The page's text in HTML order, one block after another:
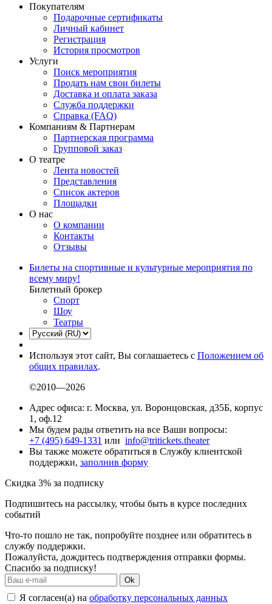
Покупателям
Подарочные сертификаты
Личный кабинет
Регистрация
История просмотров
Услуги
Поиск мероприятия
Продать нам свои билеты
Доставка и оплата заказа
Служба поддержки
Справка (FAQ)
Компаниям & Партнерам
Партнерская программа
Групповой заказ
О театре
Лента новостей
Представления
Список актеров
Площадки
О нас
О компании
Контакты
Отзывы
Билеты на спортивные и культурные мероприятия по
всему миру!
Билетный брокер
Спорт
Шоу
Театры
Используя этот сайт, Вы соглашаетесь с Положением об
общих правилах.
©2010—2026
Адрес офиса: г. Москва, ул. Воронцовская, д35Б, корпус
1, оф.12
Мы будем рады ответить на все Ваши вопросы:
+7 (495) 649-1331 или info@tritickets.theater
Вы также можете обратиться в Службу клиентской
поддержки, заполнив форму
Скидка 3% за подписку
Подпишитесь на рассылку, чтобы быть в курсе последних
событий
Что-то пошло не так, попробуйте позднее или обратитесь в
службу поддержки.
Пожалуйста, дождитесь подтверждения отправки формы.
Спасибо за подписку!
Ok
Я согласен(а) на обработку персональных данных